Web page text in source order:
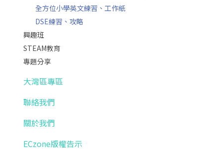
全方位小學英文練習、工作紙
DSE練習、攻略
興趣班
STEAM教育
專題分享
大灣區專區
聯絡我們
關於我們
ECzone版權告示